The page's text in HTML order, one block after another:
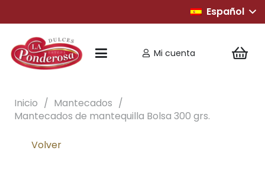
Español
Mi cuenta
Inicio / Mantecados /
Mantecados de mantequilla Bolsa 300 grs.
Volver